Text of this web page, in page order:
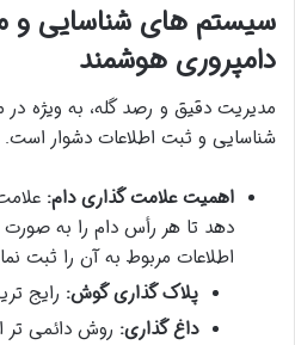
سیستم های شناسایی و
دامپروری هوشمند
مدیریت دقیق و رصد گله، به ویژه
شناسایی و ثبت اطلاعات دشوار است.
اهمیت علامت گذاری دام:
دهد تا هر رأس دام را به صورت
اطلاعات مربوط به آن را ثبت
پلاک گذاری گوش: رایج
داغ گذاری: روش دائمی تر